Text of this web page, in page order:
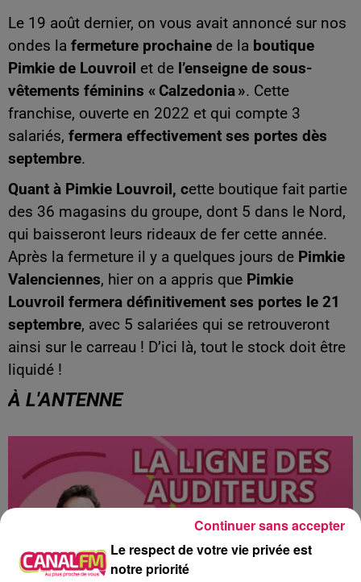
Le 19 août dernier, on vous avait annoncé sur nos
ondes la fermeture prochaine de la boutique
Pimkie de Louvroil et de l’enseigne de sous-
vêtements féminins « Calzedonia ». Cette
franchise, ouverte en 2022 et qui compte 3
salariés, fermera effectivement ses portes dès
septembre.
Quant à Pimkie Louvroil, cette boutique fait partie
des 36 magasins du groupe, dont 5 dans le Nord,
qui baisseront leurs rideaux de fer cette année.
Après la fermeture il y a quelques jours de Pimkie
Valenciennes, hier on a appris que Pimkie
Louvroil fermera définitivement ses portes le 21
septembre, avec 5 salariées qui se retrouveront
ainsi sur le carreau ! D’ici là, tout le stock doit être
liquidé !
À L'ANTENNE
Le respect de votre vie privée est
notre priorité
Continuer sans accepter